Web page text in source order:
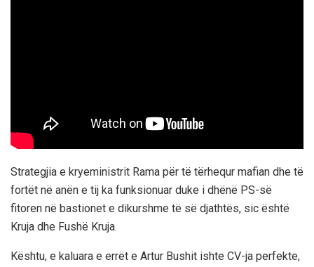
Strategjia e kryeministrit Rama për të tërhequr mafian dhe të
fortët në anën e tij ka funksionuar duke i dhënë PS-së
fitoren në bastionet e dikurshme të së djathtës, sic është
Kruja dhe Fushë Kruja.
Kështu, e kaluara e errët e Artur Bushit ishte CV-ja perfekte,